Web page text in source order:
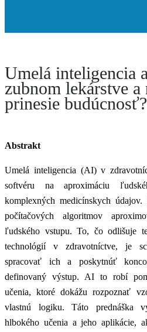
Umelá inteligencia
zubnom lekárstve
prinesie budúcnosť?
Abstrakt
Umelá inteligencia (AI) v
softvéru na aproximáciu
komplexných medicínskych
počítačových algoritmov
ľudského vstupu. To, čo odlišuje
technológií v zdravotníctve, je
spracovať ich a poskytnúť
definovaný výstup. AI to robí
učenia, ktoré dokážu rozpoznať
vlastnú logiku. Táto prednáška
hlbokého učenia a jeho aplikácie,